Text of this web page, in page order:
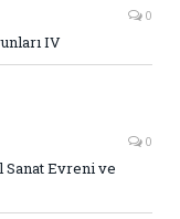
0
IV
0
Sanat Evreni ve